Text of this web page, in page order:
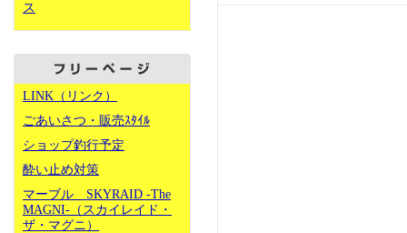
ス
LINK（リンク）
ごあいさつ・販売ｽﾀｲﾙ
ショップ釣行予定
酔い止め対策
マーブル SKYRAID -The
MAGNI-（スカイレイド・
ザ・マグニ）